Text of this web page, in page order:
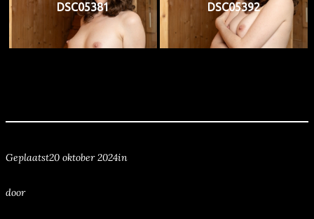
DSC05381 DSC05392
Geplaatst20 oktober 2024in
door